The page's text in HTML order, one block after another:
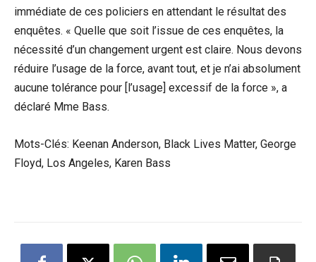
immédiate de ces policiers en attendant le résultat des
enquêtes. « Quelle que soit l’issue de ces enquêtes, la
nécessité d’un changement urgent est claire. Nous devons
réduire l’usage de la force, avant tout, et je n’ai absolument
aucune tolérance pour [l’usage] excessif de la force », a
déclaré Mme Bass.
Mots-Clés: Keenan Anderson, Black Lives Matter, George
Floyd, Los Angeles, Karen Bass